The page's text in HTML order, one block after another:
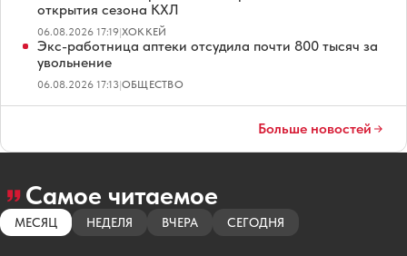
открытия сезона КХЛ
06.08.2026 17:19|ХОККЕЙ
Экс-работница аптеки отсудила почти 800 тысяч за
увольнение
06.08.2026 17:13|ОБЩЕСТВО
Больше новостей
Самое читаемое
МЕСЯЦ НЕДЕЛЯ ВЧЕРА СЕГОДНЯ